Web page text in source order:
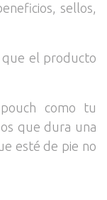
sellos,
que el producto
como tu
que dura una
esté de pie no